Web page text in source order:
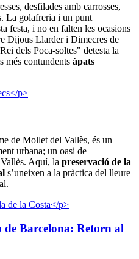
desfilades amb carrosses,
La golafreria i un punt
festa, i no en falten les ocasions
Dijous Llarder i Dimecres de
dels Poca-soltes" detesta la
més contundents àpats
de Mollet del Vallès, és un
urbana; un oasi de
Aquí, la preservació de la
s’uneixen a la pràctica del lleure
de Barcelona: Retorn al